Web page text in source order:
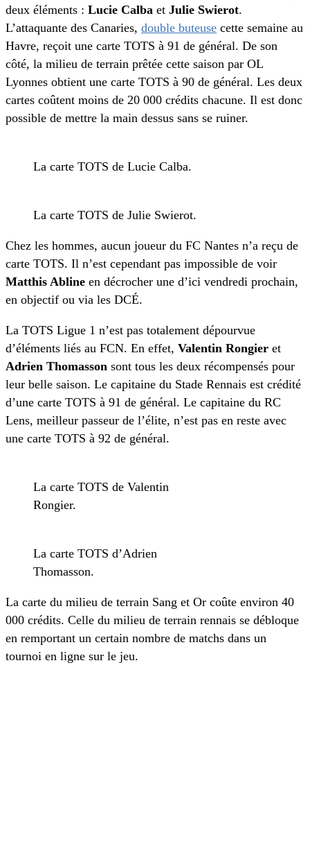
deux éléments : Lucie Calba et Julie Swierot.
L’attaquante des Canaries, double buteuse cette semaine au
Havre, reçoit une carte TOTS à 91 de général. De son
côté, la milieu de terrain prêtée cette saison par OL
Lyonnes obtient une carte TOTS à 90 de général. Les deux
cartes coûtent moins de 20 000 crédits chacune. Il est donc
possible de mettre la main dessus sans se ruiner.
La carte TOTS de Lucie Calba.
La carte TOTS de Julie Swierot.
Chez les hommes, aucun joueur du FC Nantes n’a reçu de
carte TOTS. Il n’est cependant pas impossible de voir
Matthis Abline en décrocher une d’ici vendredi prochain,
en objectif ou via les DCÉ.
La TOTS Ligue 1 n’est pas totalement dépourvue
d’éléments liés au FCN. En effet, Valentin Rongier et
Adrien Thomasson sont tous les deux récompensés pour
leur belle saison. Le capitaine du Stade Rennais est crédité
d’une carte TOTS à 91 de général. Le capitaine du RC
Lens, meilleur passeur de l’élite, n’est pas en reste avec
une carte TOTS à 92 de général.
La carte TOTS de Valentin
Rongier.
La carte TOTS d’Adrien
Thomasson.
La carte du milieu de terrain Sang et Or coûte environ 40
000 crédits. Celle du milieu de terrain rennais se débloque
en remportant un certain nombre de matchs dans un
tournoi en ligne sur le jeu.